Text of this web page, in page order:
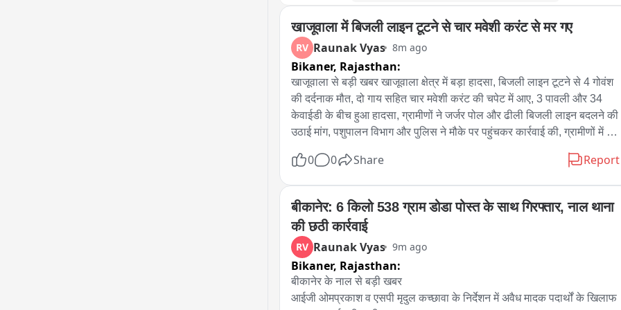
खाजूवाला में बिजली लाइन टूटने से चार मवेशी करंट से मर गए
RV Raunak Vyas 8m ago
Bikaner, Rajasthan:
खाजूवाला से बड़ी खबर खाजूवाला क्षेत्र में बड़ा हादसा, बिजली लाइन टूटने से 4 गोवंश
की दर्दनाक मौत, दो गाय सहित चार मवेशी करंट की चपेट में आए, 3 पावली और 34
केवाईडी के बीच हुआ हादसा, ग्रामीणों ने जर्जर पोल और ढीली बिजली लाइन बदलने की
उठाई मांग, पशुपालन विभाग और पुलिस ने मौके पर पहुंचकर कार्रवाई की, ग्रामीणों में
0 0 Share Report
बीकानेर: 6 किलो 538 ग्राम डोडा पोस्त के साथ गिरफ्तार, नाल थाना
की छठी कार्रवाई
RV Raunak Vyas 9m ago
Bikaner, Rajasthan:
बीकानेर के नाल से बड़ी खबर
आईजी ओमप्रकाश व एसपी मृदुल कच्छावा के निर्देशन में अवैध मादक पदार्थों के खिलाफ